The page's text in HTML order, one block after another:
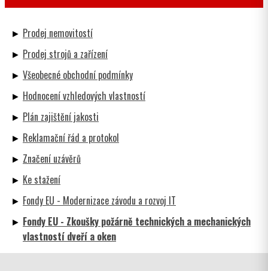
Prodej nemovitostí
Prodej strojů a zařízení
Všeobecné obchodní podmínky
Hodnocení vzhledových vlastností
Plán zajištění jakosti
Reklamační řád a protokol
Značení uzávěrů
Ke stažení
Fondy EU - Modernizace závodu a rozvoj IT
Fondy EU - Zkoušky požárně technických a mechanických
vlastností dveří a oken